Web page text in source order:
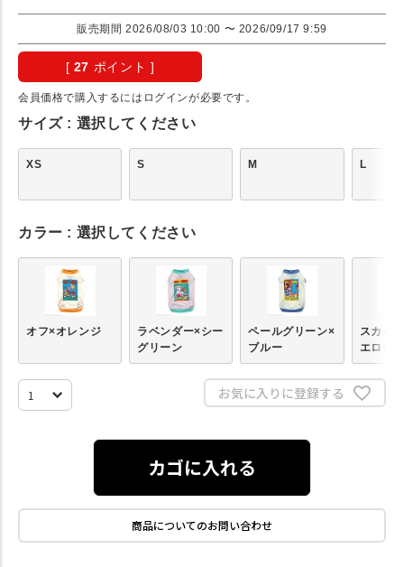
販売期間 2026/08/03 10:00 〜 2026/09/17 9:59
[ 27 ポイント ]
会員価格で購入するにはログインが必要です。
サイズ 選択してください
XS S M L
カラー 選択してください
オフ×オレンジ
ラベンダー×シー
グリーン
ペールグリーン×
ブルー
スカイ
エロー
お気に入りに登録する
カゴに入れる
商品についてのお問い合わせ